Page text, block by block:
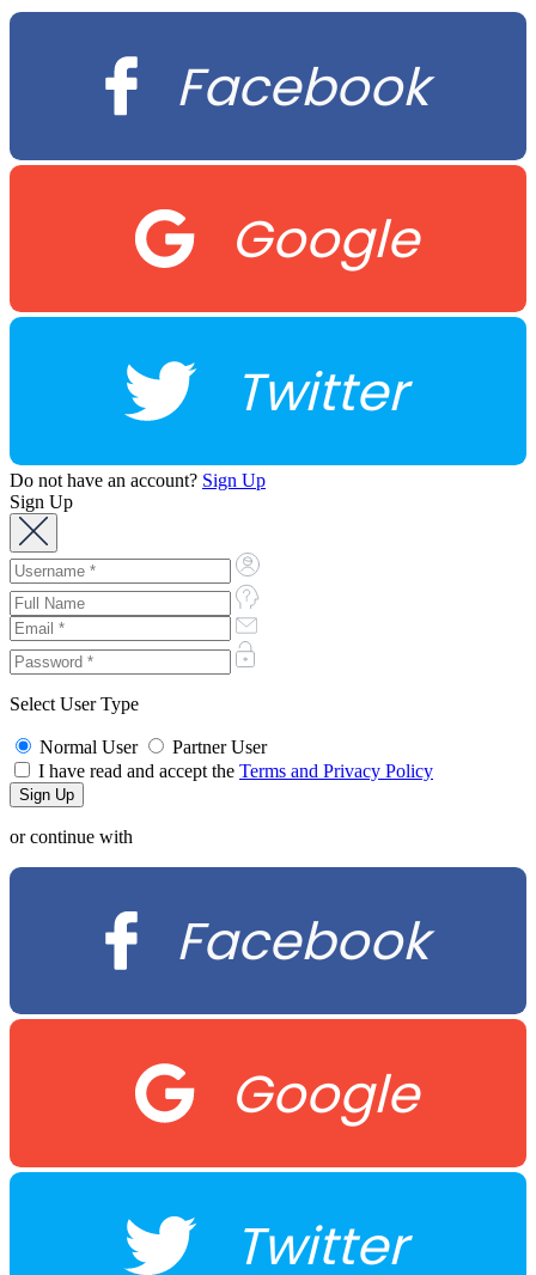
Facebook
Google
Twitter
Do not have an account? Sign Up
Sign Up
Select User Type
Normal User
Partner User
I have read and accept the Terms and Privacy Policy
or continue with
Facebook
Google
Twitter